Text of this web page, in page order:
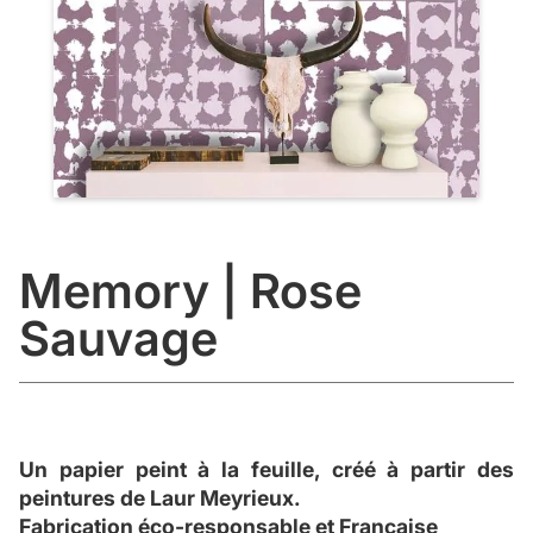
Memory | Rose
Sauvage
Un papier peint à la feuille, créé à partir des
peintures de Laur Meyrieux.
Fabrication éco-responsable et Française